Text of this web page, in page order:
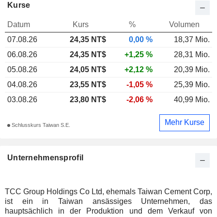
Unternehmensprofil
TCC Group Holdings Co Ltd, ehemals Taiwan Cement Corp,
ist ein in Taiwan ansässiges Unternehmen, das
hauptsächlich in der Produktion und dem Verkauf von
Kurse
Datum Kurs %
Volumen
07.08.26
24,35 NT$ 0,00 %
18,37 Mio.
06.08.26
24,35 NT$ +1,25 %
28,31 Mio.
05.08.26
24,05 NT$ +2,12 %
20,39 Mio.
04.08.26
23,55 NT$ -1,05 %
25,39 Mio.
03.08.26
23,80 NT$ -2,06 % 40,99 Mio.
Schlusskurs Taiwan S.E. Mehr Kurse